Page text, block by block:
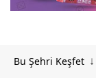
Bu Şehri Keşfet ↓